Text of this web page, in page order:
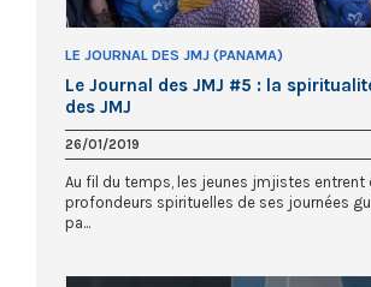
LE JOURNAL DES JMJ (PANAMA)
Le Journal des JMJ #5 : la
des JMJ
26/01/2019
Au fil du temps, les jeunes jmjistes entrent
profondeurs spirituelles de ses journées
pa...